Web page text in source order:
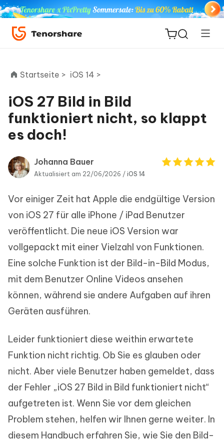
ReiBoot
for iOS
PDF
Editor
Neu
iAnyGo
Startseite > iOS 14 >
iOS 27 Bild in Bild
funktioniert nicht, so klappt
es doch!
Johanna Bauer
Aktualisiert am 22/06/2026 / iOS 14
Vor einiger Zeit hat Apple die endgültige Version
von iOS 27 für alle iPhone / iPad Benutzer
veröffentlicht. Die neue iOS Version war
vollgepackt mit einer Vielzahl von Funktionen.
Eine solche Funktion ist der Bild-in-Bild Modus,
mit dem Benutzer Online Videos ansehen
können, während sie andere Aufgaben auf ihren
Geräten ausführen.
Leider funktioniert diese weithin erwartete
Funktion nicht richtig. Ob Sie es glauben oder
nicht. Aber viele Benutzer haben gemeldet, dass
der Fehler „iOS 27 Bild in Bild funktioniert nicht“
aufgetreten ist. Wenn Sie vor dem gleichen
Problem stehen, helfen wir Ihnen gerne weiter. In
diesem Handbuch erfahren Sie, wie Sie den Bild-